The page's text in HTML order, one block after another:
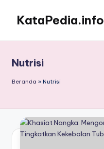
content
KataPedia.info
Terbaru
Nutrisi
Beranda » Nutrisi